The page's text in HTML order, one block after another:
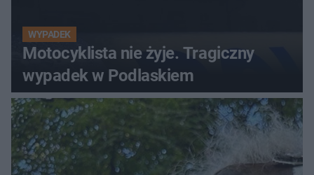
WYPADEK
Motocyklista nie żyje. Tragiczny
wypadek w Podlaskiem